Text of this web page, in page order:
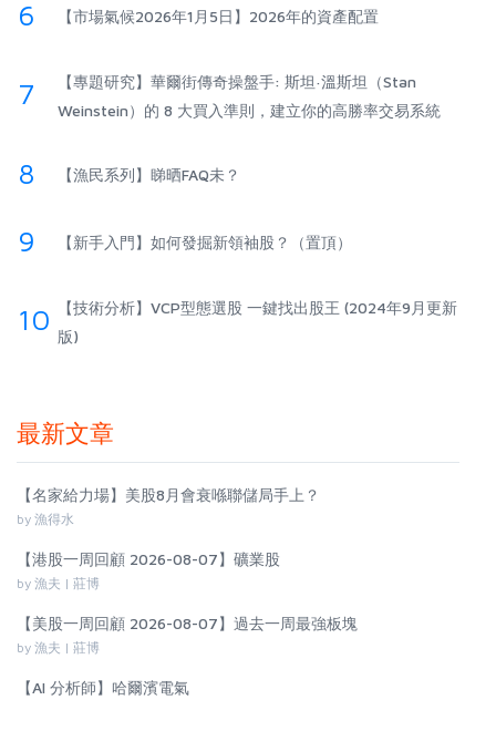
6 【市場氣候2026年1月5日】2026年的資產配置
7
【專題研究】華爾街傳奇操盤手: 斯坦·溫斯坦（Stan
Weinstein）的 8 大買入準則，建立你的高勝率交易系統
8 【漁民系列】睇晒FAQ未？
9 【新手入門】如何發掘新領袖股？（置頂）
10
【技術分析】VCP型態選股 一鍵找出股王 (2024年9月更新
版)
最新文章
【名家給力場】美股8月會衰喺聯儲局手上？
by 漁得水
【港股一周回顧 2026-08-07】礦業股
by 漁夫 | 莊博
【美股一周回顧 2026-08-07】過去一周最強板塊
by 漁夫 | 莊博
【AI 分析師】哈爾濱電氣